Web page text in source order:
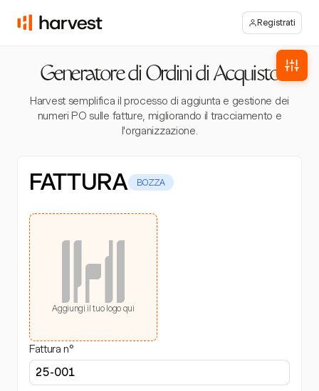
Registrati
Generatore di Ordini di Acquisto
Harvest semplifica il processo di aggiunta e gestione dei
numeri PO sulle fatture, migliorando il tracciamento e
l'organizzazione.
FATTURA BOZZA
Aggiungi il tuo logo qui
Fattura n°